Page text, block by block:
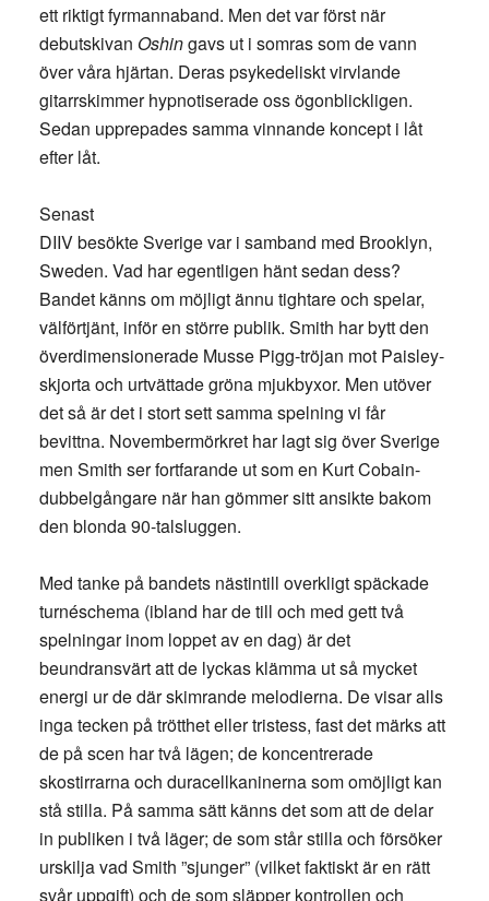
ett riktigt fyrmannaband. Men det var först när
debutskivan Oshingavs ut i somras som de vann
över våra hjärtan. Deras psykedeliskt virvlande
gitarrskimmer hypnotiserade oss ögonblickligen.
Sedan upprepades samma vinnande koncept i låt
efter låt.
Senast
DIIV besökte Sverige var i samband med Brooklyn,
Sweden. Vad har egentligen hänt sedan dess?
Bandet känns om möjligt ännu tightare och spelar,
välförtjänt, inför en större publik. Smith har bytt den
överdimensionerade Musse Pigg-tröjan mot Paisley-
skjorta och urtvättade gröna mjukbyxor. Men utöver
det så är det i stort sett samma spelning vi får
bevittna. Novembermörkret har lagt sig över Sverige
men Smith ser fortfarande ut som en Kurt Cobain-
dubbelgångare när han gömmer sitt ansikte bakom
den blonda 90-talsluggen.
Med tanke på bandets nästintill overkligt späckade
turnéschema (ibland har de till och med gett två
spelningar inom loppet av en dag) är det
beundransvärt att de lyckas klämma ut så mycket
energi ur de där skimrande melodierna. De visar alls
inga tecken på trötthet eller tristess, fast det märks att
de på scen har två lägen; de koncentrerade
skostirrarna och duracellkaninerna som omöjligt kan
stå stilla. På samma sätt känns det som att de delar
in publiken i två läger; de som står stilla och försöker
urskilja vad Smith ”sjunger” (vilket faktiskt är en rätt
svår uppgift) och de som släpper kontrollen och